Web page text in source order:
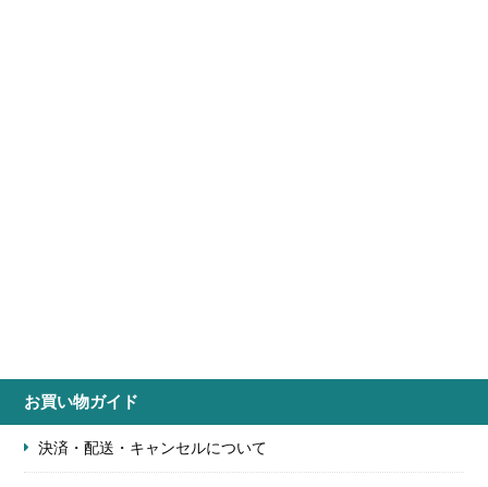
お買い物ガイド
決済・配送・キャンセルについて